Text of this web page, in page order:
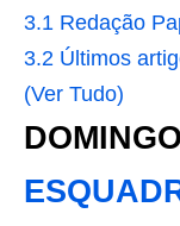
3.1 Redação
3.2 Últimos
(Ver Tudo)